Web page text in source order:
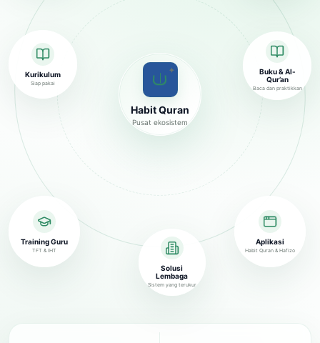
✦
Habit Quran
Pusat ekosistem
Buku & Al-
Qur’an
Baca dan praktikkan
Training Guru
TFT & IHT
Solusi
Lembaga
Sistem yang terukur
Kurikulum
Siap pakai
Aplikasi
Habit Quran & Hafizo